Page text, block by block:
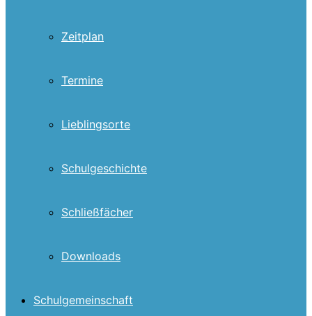
Zeitplan
Termine
Lieblingsorte
Schulgeschichte
Schließfächer
Downloads
Schulgemeinschaft